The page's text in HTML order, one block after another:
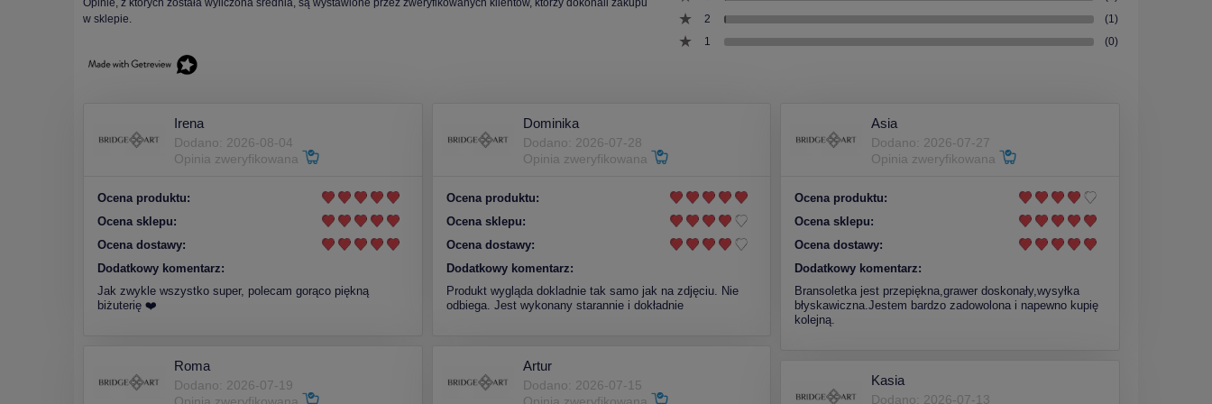
Opinie, z których została wyliczona średnia, są wystawione przez zweryfikowanych klientów, którzy dokonali zakupu
w sklepie.
2
(1)
1
(0)
Irena
Dodano: 2026-08-04
Opinia zweryfikowana
Ocena produktu:
Ocena sklepu:
Ocena dostawy:
Dodatkowy komentarz:
Jak zwykle wszystko super, polecam gorąco piękną
biżuterię ❤️
Dominika
Dodano: 2026-07-28
Opinia zweryfikowana
Ocena produktu:
Ocena sklepu:
Ocena dostawy:
Dodatkowy komentarz:
Produkt wygląda dokladnie tak samo jak na zdjęciu. Nie
odbiega. Jest wykonany starannie i dokładnie
Asia
Dodano: 2026-07-27
Opinia zweryfikowana
Ocena produktu:
Ocena sklepu:
Ocena dostawy:
Dodatkowy komentarz:
Bransoletka jest przepiękna,grawer doskonały,wysyłka
błyskawiczna.Jestem bardzo zadowolona i napewno kupię
kolejną.
Roma
Dodano: 2026-07-19
Opinia zweryfikowana
Artur
Dodano: 2026-07-15
Opinia zweryfikowana
Kasia
Dodano: 2026-07-13